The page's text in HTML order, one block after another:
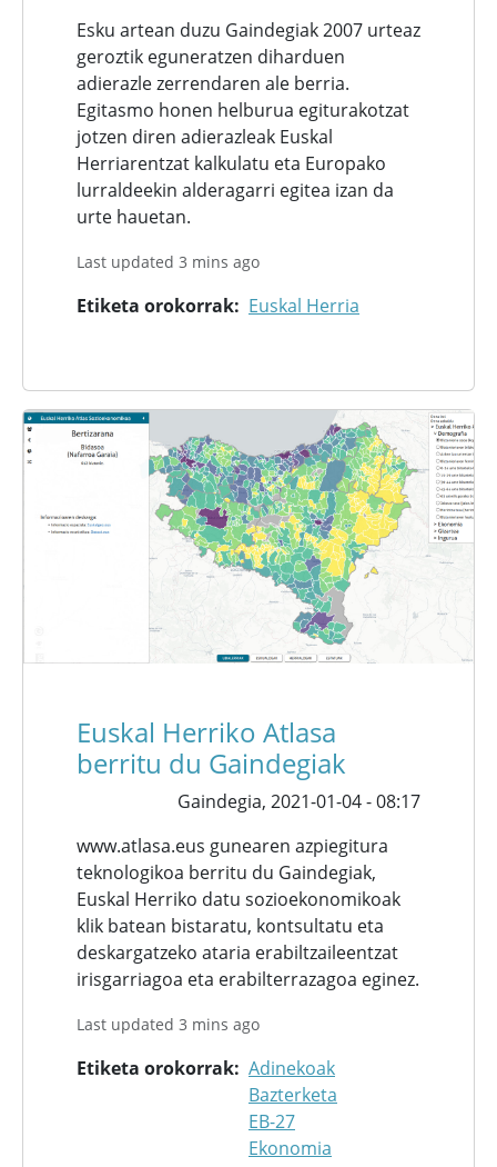
Esku artean duzu Gaindegiak 2007 urteaz
geroztik eguneratzen diharduen
adierazle zerrendaren ale berria.
Egitasmo honen helburua egiturakotzat
jotzen diren adierazleak Euskal
Herriarentzat kalkulatu eta Europako
lurraldeekin alderagarri egitea izan da
urte hauetan.
Last updated 3 mins ago
Etiketa orokorrak Euskal Herria
Euskal Herriko Atlasa
berritu du Gaindegiak
Gaindegia, 2021-01-04 - 08:17
www.atlasa.eus gunearen azpiegitura
teknologikoa berritu du Gaindegiak,
Euskal Herriko datu sozioekonomikoak
klik batean bistaratu, kontsultatu eta
deskargatzeko ataria erabiltzaileentzat
irisgarriagoa eta erabilterrazagoa eginez.
Last updated 3 mins ago
Etiketa orokorrak Adinekoak
Bazterketa
EB-27
Ekonomia